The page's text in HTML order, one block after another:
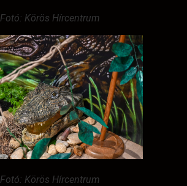
Fotó: Körös Hírcentrum
Fotó: Körös Hírcentrum